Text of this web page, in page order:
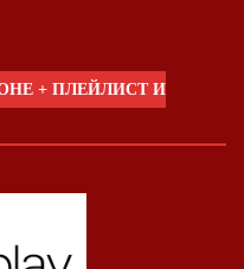
+ ПЛЕЙЛИСТ И